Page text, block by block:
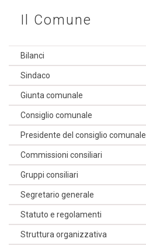
Il Comune
Bilanci
Sindaco
Giunta comunale
Consiglio comunale
Presidente del consiglio comunale
Commissioni consiliari
Gruppi consiliari
Segretario generale
Statuto e regolamenti
Struttura organizzativa